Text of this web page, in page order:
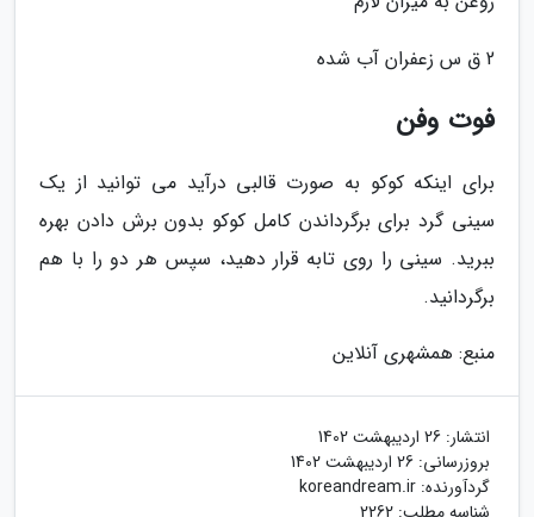
2 ق س زعفران آب شده
فوت وفن
برای اینکه کوکو به صورت قالبی درآید می توانید از یک
سینی گرد برای برگرداندن کامل کوکو بدون برش دادن بهره
ببرید. سینی را روی تابه قرار دهید، سپس هر دو را با هم
برگردانید.
منبع: همشهری آنلاین
انتشار: 26 اردیبهشت 1402
بروزرسانی: 26 اردیبهشت 1402
گردآورنده: koreandream.ir